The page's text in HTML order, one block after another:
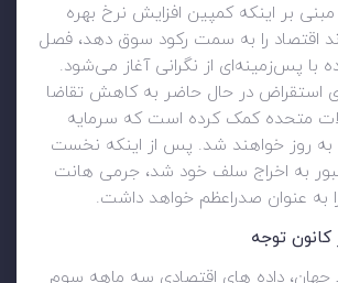
مبنی بر اینکه کمپین افزایش نرخ بهره
اقتصاد را به سمت رکود سوق دهد، فصل
با پس‌زمینه‌ای از نگرانی آغاز می‌شود.
استقراض در حال حاضر به کاهش تقاضا
متحده کمک کرده است که سرمایه
به روز خواهند شد. پس از اینکه نخست
به اخراج سلف خود شد، جرمی هانت
به عنوان صدراعظم خواهد داشت.
توجه
جهان، داده های اقتصادی سه ماهه سوم